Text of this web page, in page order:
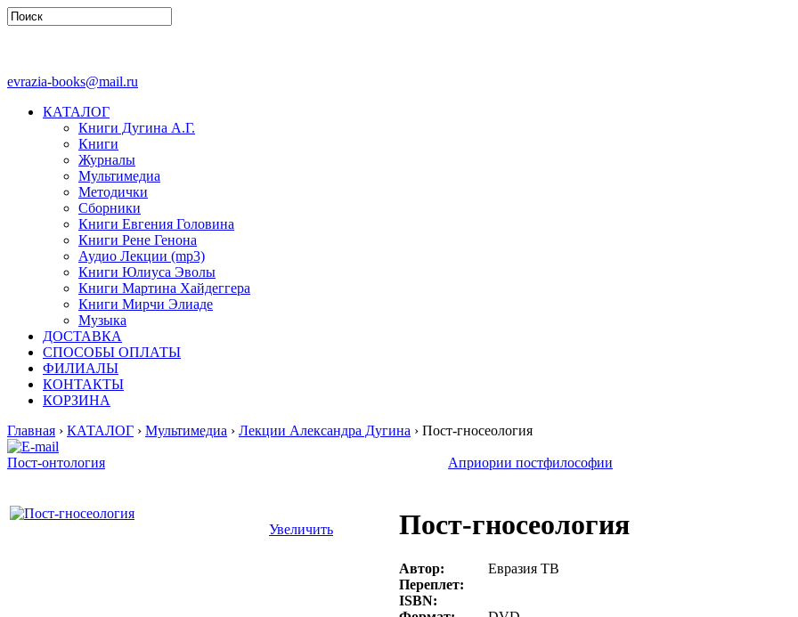
evrazia-books@mail.ru
КАТАЛОГ
Книги Дугина А.Г.
Книги
Журналы
Мультимедиа
Методички
Сборники
Книги Евгения Головина
Книги Рене Генона
Аудио Лекции (mp3)
Книги Юлиуса Эволы
Книги Мартина Хайдеггера
Книги Мирчи Элиаде
Музыка
ДОСТАВКА
СПОСОБЫ ОПЛАТЫ
ФИЛИАЛЫ
КОНТАКТЫ
КОРЗИНА
Главная › КАТАЛОГ › Мультимедиа › Лекции Александра Дугина › Пост-гносеология
Пост-онтология Априории постфилософии
Увеличить Пост-гносеология
Автор:
Евразия ТВ
Переплет:
ISBN: